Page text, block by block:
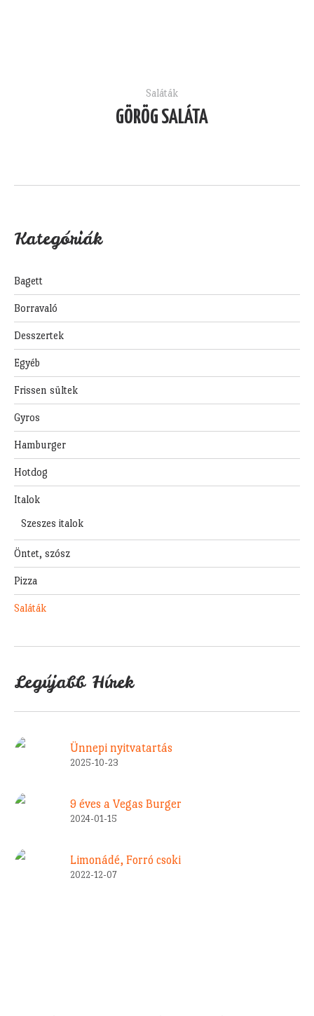
Saláták
GÖRÖG SALÁTA
Kategóriák
Bagett
Borravaló
Desszertek
Egyéb
Frissen sültek
Gyros
Hamburger
Hotdog
Italok
Szeszes italok
Öntet, szósz
Pizza
Saláták
Legújabb Hírek
Ünnepi nyitvatartás
2025-10-23
9 éves a Vegas Burger
2024-01-15
Limonádé, Forró csoki
2022-12-07